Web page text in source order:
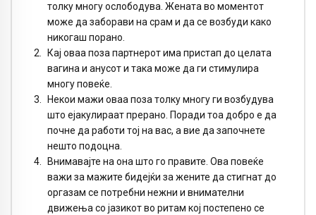
толку многу ослободува. Жената во моментот
може да заборави на срам и да се возбуди како
никогаш порано.
Кај оваа поза партнерот има пристап до целата
вагина и анусот и така може да ги стимулира
многу повеќе.
Некои мажи оваа поза толку многу ги возбудува
што ејакулираат прерано. Поради тоа добро е да
почне да работи тој на вас, а вие да започнете
нешто подоцна.
Внимавајте на она што го правите. Ова повеќе
важи за мажите бидејќи за жените да стигнат до
оргазам се потребни нежни и внимателни
движења со јазикот во ритам кој постепено се